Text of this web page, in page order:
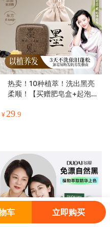
热卖！10种植萃！洗出黑亮
柔顺！【买赠肥皂盒+起泡
洗发皂 打造蓬松秀发 90g/
¥29.9
车 立即购买